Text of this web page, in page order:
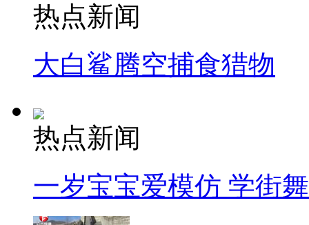
热点新闻
大白鲨腾空捕食猎物
热点新闻
一岁宝宝爱模仿 学街